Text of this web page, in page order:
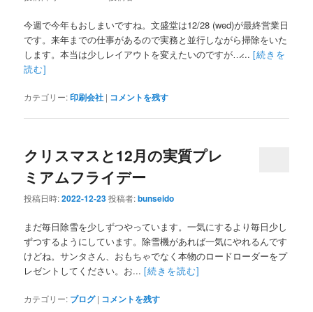
今週で今年もおしまいですね。文盛堂は12/28 (wed)が最終営業日
です。来年までの仕事があるので実務と並行しながら掃除をいた
します。本当は少しレイアウトを変えたいのですが…̷...[続きを
読む]
カテゴリー:印刷会社 | コメントを残す
クリスマスと12月の実質プレ
ミアムフライデー
投稿日時:2022-12-23投稿者:bunseido
まだ毎日除雪を少しずつやっています。一気にするより毎日少し
ずつするようにしています。除雪機があれば一気にやれるんです
けどね。サンタさん、おもちゃでなく本物のロードローダーをプ
レゼントしてください。お...[続きを読む]
カテゴリー: ブログ | コメントを残す